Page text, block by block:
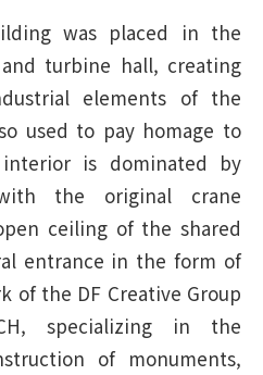
was placed in the
turbine hall, creating
elements of the
used to pay homage to
is dominated by
the original crane
ceiling of the shared
entrance in the form of
of the DF Creative Group
specializing in the
of monuments,